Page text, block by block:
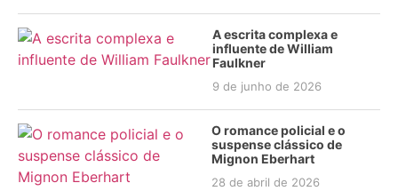
A escrita complexa e
influente de William
Faulkner
9 de junho de 2026
O romance policial e o
suspense clássico de
Mignon Eberhart
28 de abril de 2026